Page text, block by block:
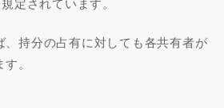
、持分の占有に対しても各共有者が
。